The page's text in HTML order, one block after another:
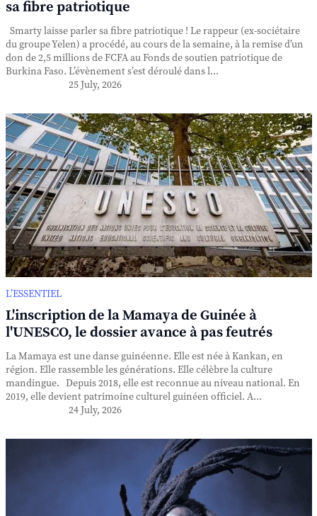
sa fibre patriotique
Smarty laisse parler sa fibre patriotique ! Le rappeur (ex-sociétaire
du groupe Yelen) a procédé, au cours de la semaine, à la remise d’un
don de 2,5 millions de FCFA au Fonds de soutien patriotique de
Burkina Faso. L’évènement s’est déroulé dans l...
25 July, 2026
L’ESSENTIEL
L'inscription de la Mamaya de Guinée à
l'UNESCO, le dossier avance à pas feutrés
La Mamaya est une danse guinéenne. Elle est née à Kankan, en
région. Elle rassemble les générations. Elle célèbre la culture
mandingue. Depuis 2018, elle est reconnue au niveau national. En
2019, elle devient patrimoine culturel guinéen officiel. A...
24 July, 2026